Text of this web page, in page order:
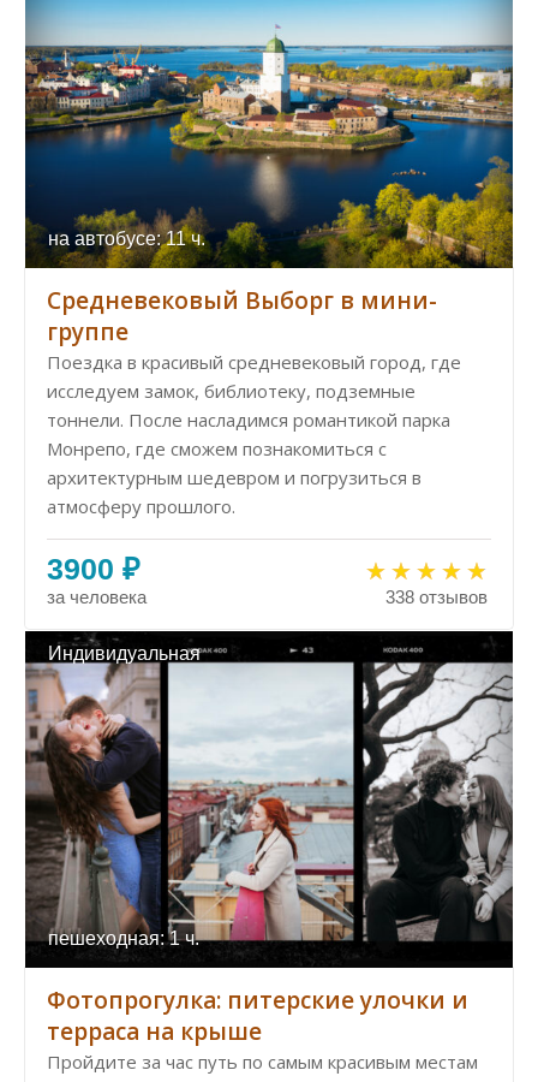
на автобусе: 11 ч.
Cредневековый Выборг в мини-
группе
Поездка в красивый средневековый город, где
исследуем замок, библиотеку, подземные
тоннели. После насладимся романтикой парка
Монрепо, где сможем познакомиться с
архитектурным шедевром и погрузиться в
атмосферу прошлого.
3900 ₽
за человека 338 отзывов
Индивидуальная
пешеходная: 1 ч.
Фотопрогулка: питерские улочки и
терраса на крыше
Пройдите за час путь по самым красивым местам